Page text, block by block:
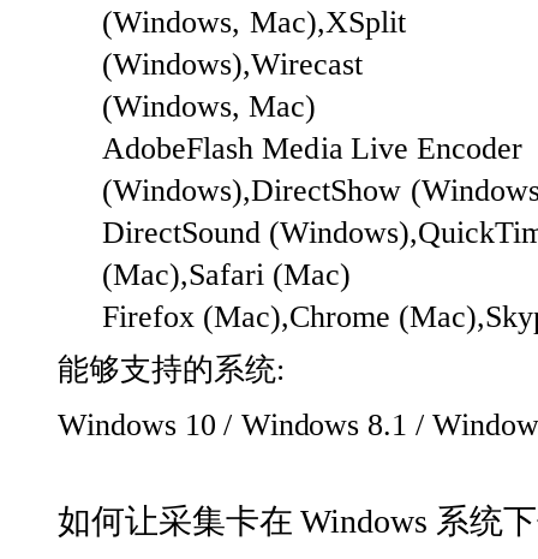
(Windows, Mac),XSplit
(Windows),Wirecast
(Windows, Mac)
AdobeFlash Media Live Encoder
(Windows),DirectShow
DirectSound
(Mac),Safari (Mac)
Firefox (Mac),Chrome
能够支持的系统:
Windows 10 / Windows 8.1 /
如何让采集卡在 Windows 系统